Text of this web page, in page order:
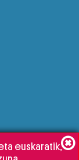
euskaratik,